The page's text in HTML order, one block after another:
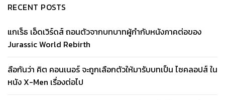
RECENT POSTS
แกเร็ธ เอ็ดเวิร์ดส์ ถอนตัวจากบทบาทผู้กำกับหนังภาคต่อของ
Jurassic World Rebirth
ลือกันว่า คิต คอนเนอร์ จะถูกเลือกตัวให้มารับบทเป็น ไซคลอปส์ ใน
หนัง X-Men เรื่องต่อไป